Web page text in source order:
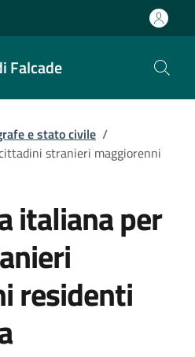
Falcade
e stato civile /
stranieri maggiorenni
italiana per
residenti